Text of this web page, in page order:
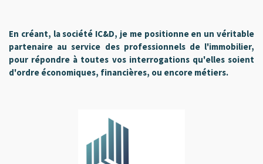
En créant, la société IC&D, je me positionne en un véritable
partenaire au service des professionnels de l'immobilier,
pour répondre à toutes vos interrogations qu'elles soient
d'ordre économiques, financières, ou encore métiers.